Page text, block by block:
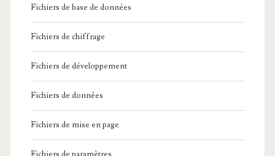
Fichiers de base de données
Fichiers de chiffrage
Fichiers de développement
Fichiers de données
Fichiers de mise en page